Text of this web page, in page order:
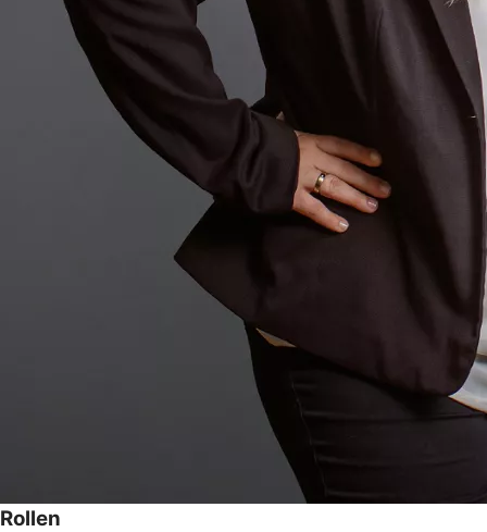
Rollen